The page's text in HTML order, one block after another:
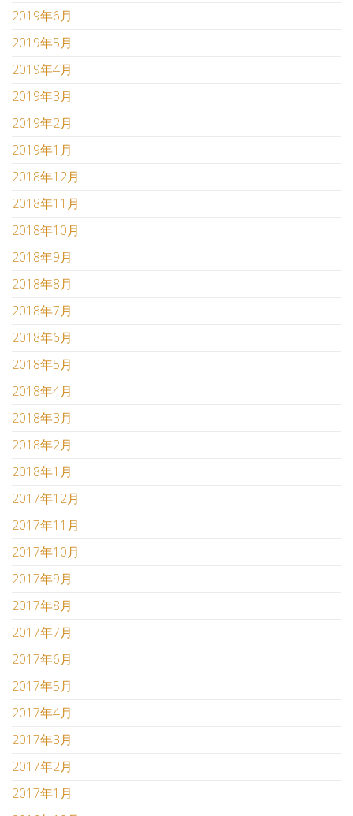
2019年6月
2019年5月
2019年4月
2019年3月
2019年2月
2019年1月
2018年12月
2018年11月
2018年10月
2018年9月
2018年8月
2018年7月
2018年6月
2018年5月
2018年4月
2018年3月
2018年2月
2018年1月
2017年12月
2017年11月
2017年10月
2017年9月
2017年8月
2017年7月
2017年6月
2017年5月
2017年4月
2017年3月
2017年2月
2017年1月